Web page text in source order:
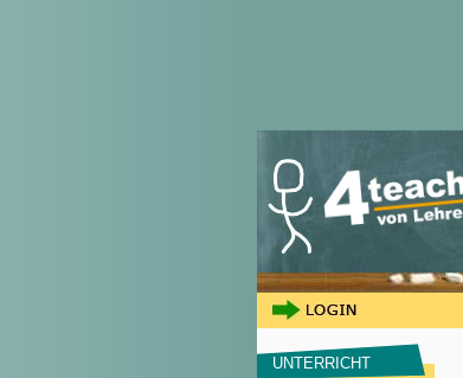
UNTERRICHT